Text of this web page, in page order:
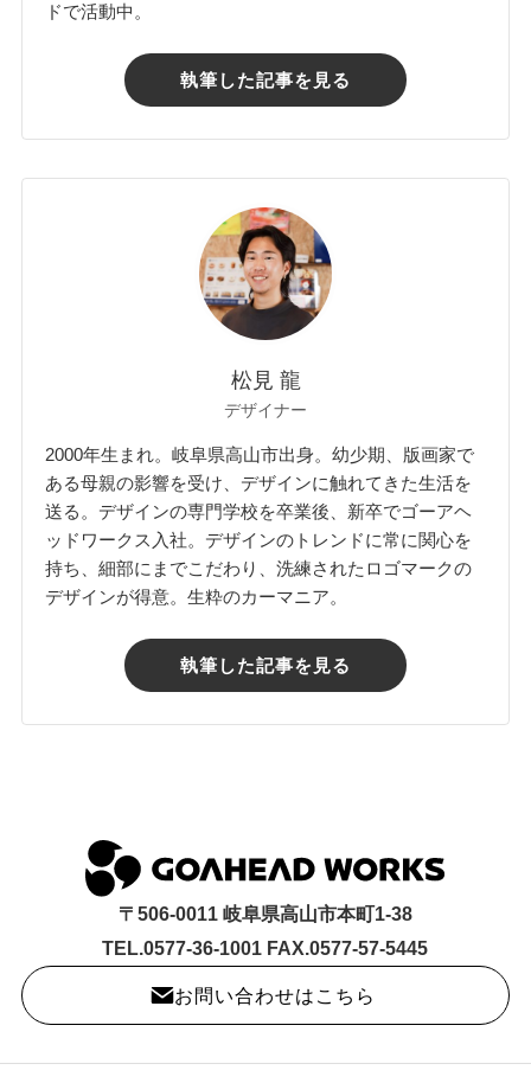
ドで活動中。
執筆した記事を見る
松見 龍
デザイナー
2000年生まれ。岐阜県高山市出身。幼少期、版画家で
ある母親の影響を受け、デザインに触れてきた生活を
送る。デザインの専門学校を卒業後、新卒でゴーアヘ
ッドワークス入社。デザインのトレンドに常に関心を
持ち、細部にまでこだわり、洗練されたロゴマークの
デザインが得意。生粋のカーマニア。
執筆した記事を見る
〒506-0011 岐阜県高山市本町1-38
TEL.0577-36-1001 FAX.0577-57-5445
お問い合わせはこちら